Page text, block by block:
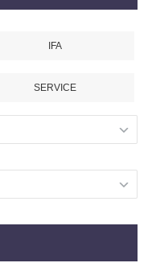
IFA
SERVICE